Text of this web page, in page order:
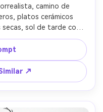
camino de
platos cerámicos
sol de tarde con
calidez y textura
e imperfecciones
4:5
↗